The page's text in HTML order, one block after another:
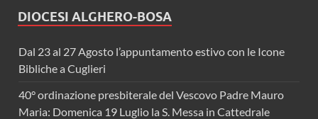
DIOCESI ALGHERO-BOSA
Dal 23 al 27 Agosto l’appuntamento estivo con le Icone
Bibliche a Cuglieri
40° ordinazione presbiterale del Vescovo Padre Mauro
Maria: Domenica 19 Luglio la S. Messa in Cattedrale